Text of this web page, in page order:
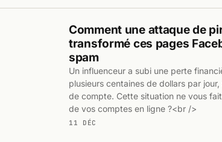
Comment une attaque de
transformé ces pages
spam
Un influenceur a subi une perte
plusieurs centaines de dollars par
de compte. Cette situation ne vous
de vos comptes en ligne ?<br />
11 DÉC